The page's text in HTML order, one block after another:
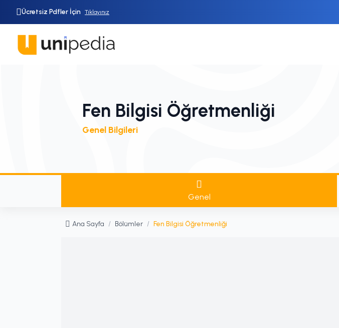
Ücretsiz Pdfler İçin Tıklayınız
Fen Bilgisi Öğretmenliği
Genel Bilgileri
Genel
Ana Sayfa / Bölümler / Fen Bilgisi Öğretmenliği